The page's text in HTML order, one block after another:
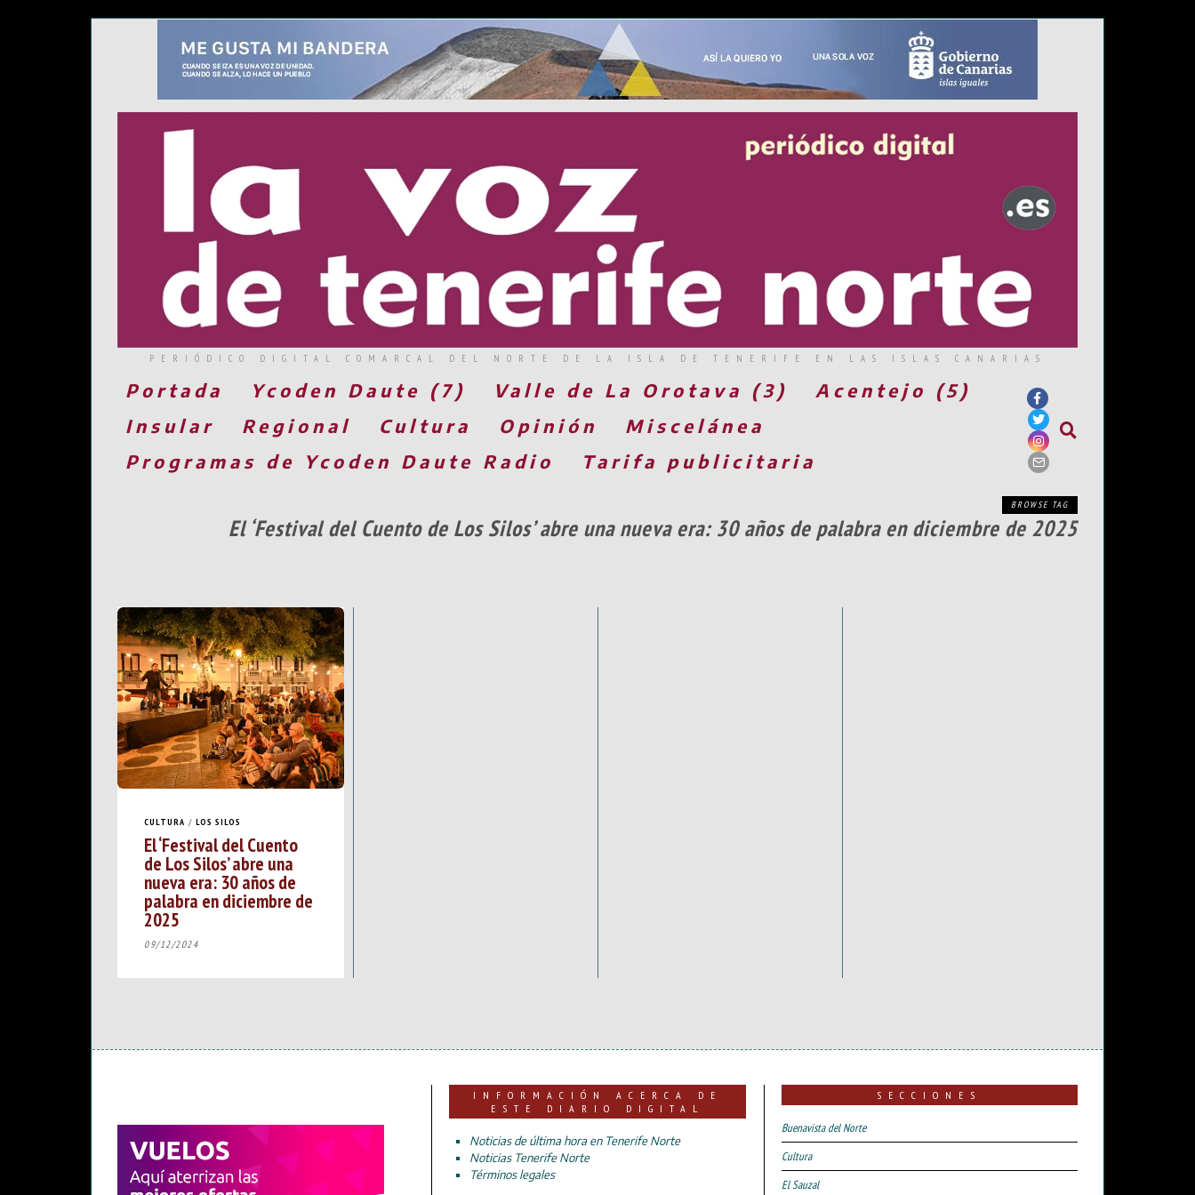
PERIÓDICO DIGITAL COMARCAL DEL NORTE DE LA ISLA DE TENERIFE EN LAS ISLAS CANARIAS
Portada Ycoden Daute (7) Valle de La Orotava (3)
Acentejo (5)
Insular
Regional Cultura Opinión
Miscelánea
Programas de Ycoden Daute Radio
Tarifa publicitaria
BROWSE TAG
El ‘Festival del Cuento de Los Silos’ abre una nueva era: 30 años de palabra en diciembre de 2025
CULTURA / LOS SILOS
El ‘Festival del Cuento
de Los Silos’ abre una
nueva era: 30 años de
palabra en diciembre de
2025
09/12/2024
INFORMACIÓN ACERCA DE
ESTE DIARIO DIGITAL
Noticias de última hora en Tenerife Norte
Noticias Tenerife Norte
Términos legales
SECCIONES
Buenavista del Norte
Cultura
El Sauzal